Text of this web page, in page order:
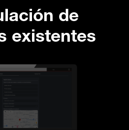
de
existentes